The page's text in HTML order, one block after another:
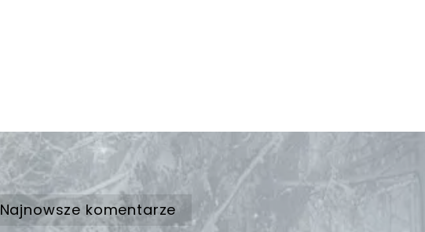
Najnowsze komentarze